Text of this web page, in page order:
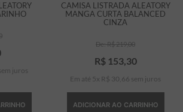
juros
CAMISA LISTRADA ALEATORY
MANGA CURTA BALANCED
CINZA
R$219,00
R$ 153,30
Em até 5 x R$ 30 66 sem juros
ADICIONAR AO CARRINHO